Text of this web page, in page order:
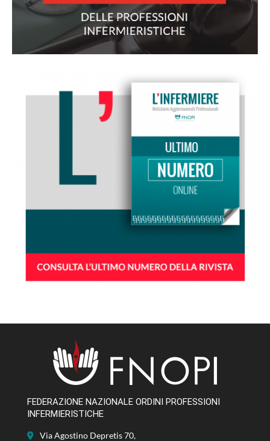
FEDERAZIONE NAZIONALE ORDINI PROFESSIONI
INFERMIERISTICHE
Via Agostino Depretis 70,